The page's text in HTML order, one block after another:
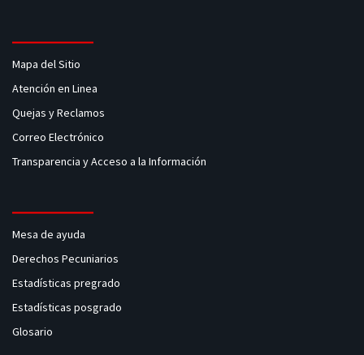
Mapa del Sitio
Atención en Linea
Quejas y Reclamos
Correo Electrónico
Transparencia y Acceso a la Información
Mesa de ayuda
Derechos Pecuniarios
Estadísticas pregrado
Estadísticas posgrado
Glosario